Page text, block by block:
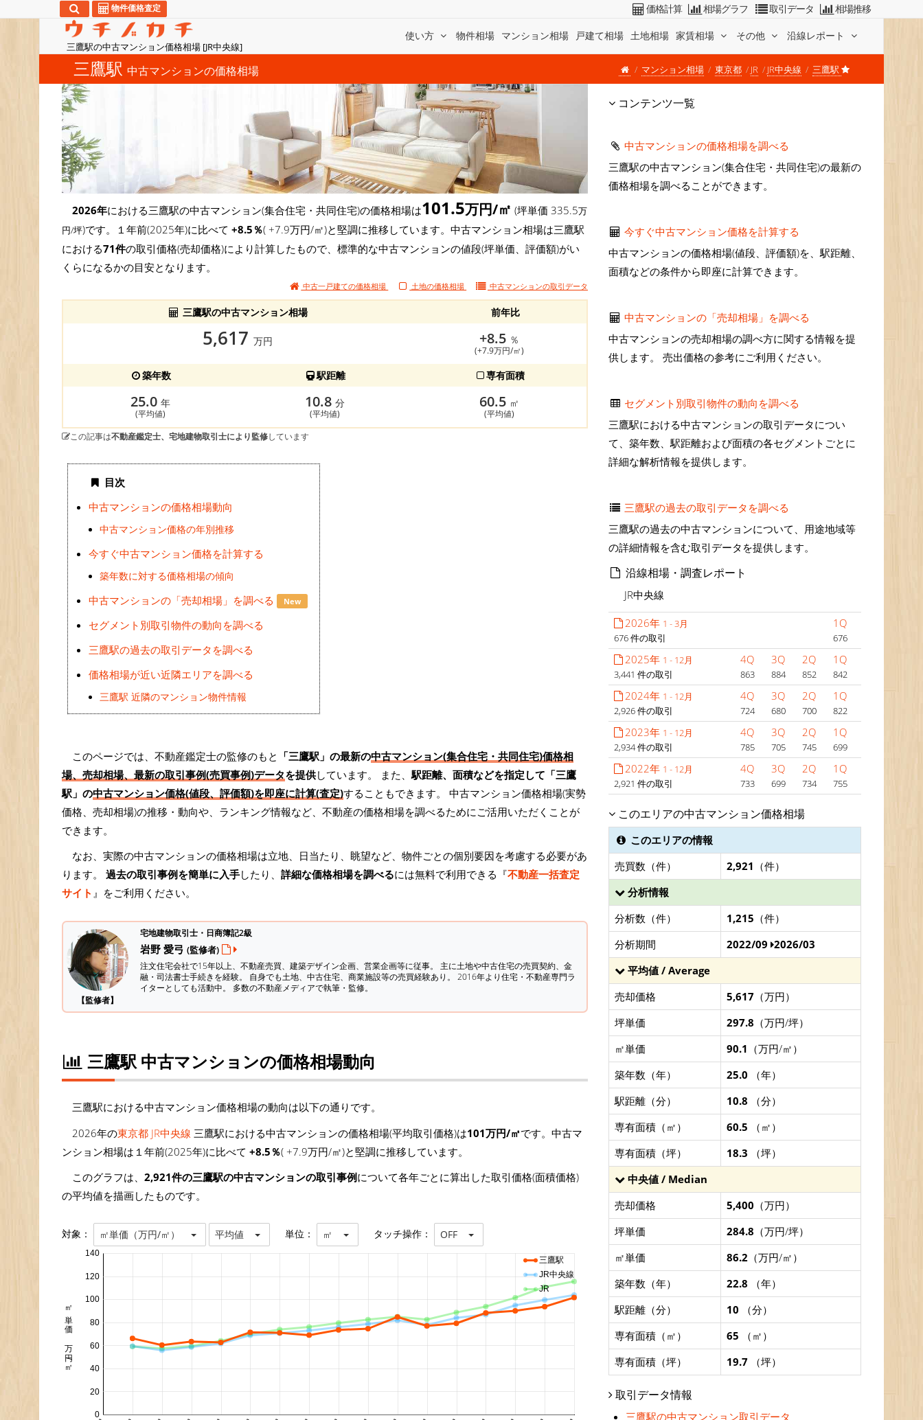
三鷹駅の中古マンション価格相場 [JR中央線]
使い方 物件相場 マンション相場 戸建て相場 土地相場 家賃相場 その他 沿線レポート
物件価格査定 価格計算 相場グラフ 取引データ 相場推移
三鷹駅 中古マンションの価格相場 マンション相場 東京都 JR JR中央線 三鷹駅
2026年における三鷹駅の中古マンション(集合住宅・共同住宅)の価格相場は101.5万円/㎡ (坪単価 335.5万
円/坪)です。１年前(2025年)に比べて +8.5％( +7.9万円/㎡)と堅調に推移しています。中古マンション相場は三鷹駅
における71件の取引価格(売却価格)により計算したもので、標準的な中古マンションの値段(坪単価、評価額)がい
くらになるかの目安となります。
中古一戸建ての価格相場 土地の価格相場 中古マンションの取引データ
三鷹駅の中古マンション相場 前年比
5,617 万円 +8.5 ％
(+7.9万円/㎡)
築年数 駅距離 専有面積
25.0 年
(平均値)
10.8 分
(平均値)
60.5 ㎡
(平均値)
この記事は不動産鑑定士、宅地建物取引士により監修しています
目次
中古マンションの価格相場動向
中古マンション価格の年別推移
今すぐ中古マンション価格を計算する
築年数に対する価格相場の傾向
中古マンションの「売却相場」を調べる New
セグメント別取引物件の動向を調べる
三鷹駅の過去の取引データを調べる
価格相場が近い近隣エリアを調べる
三鷹駅 近隣のマンション物件情報
このページでは、不動産鑑定士の監修のもと 「三鷹駅」の最新の中古マンション(集合住宅・共同住宅)価格相
場、売却相場、最新の取引事例(売買事例)データを提供しています。 また、 駅距離、面積などを指定して「三鷹
駅」の中古マンション価格(値段、評価額)を即座に計算(査定)することもできます。 中古マンション価格相場(実勢
価格、売却相場)の推移・動向や、ランキング情報など、不動産の価格相場を調べるためにご活用いただくことが
できます。
なお、実際の中古マンションの価格相場は立地、日当たり、眺望など、物件ごとの個別要因を考慮する必要があ
ります。 過去の取引事例を簡単に入手したり、 詳細な価格相場を調べるには無料で利用できる『不動産一括査定
サイト 』をご利用ください。
【監修者】
宅地建物取引士・日商簿記2級
岩野 愛弓 (監修者)
注文住宅会社で15年以上、不動産売買、建築デザイン企画、営業企画等に従事。 主に土地や中古住宅の売買契約、金
融・司法書士手続きを経験。 自身でも土地、中古住宅、商業施設等の売買経験あり。 2016年より住宅・不動産専門ラ
イターとしても活動中。 多数の不動産メディアで執筆・監修。
三鷹駅 中古マンションの価格相場動向
三鷹駅における中古マンション価格相場の動向は以下の通りです。
2026年の東京都 JR中央線 三鷹駅における中古マンションの価格相場(平均取引価格)は101万円/㎡です。中古マ
ンション相場は１年前(2025年)に比べて +8.5％( +7.9万円/㎡)と堅調に推移しています。
このグラフは、 2,921件の三鷹駅の中古マンションの取引事例について各年ごとに算出した取引価格(面積価格)
の平均値を描画したものです。
対象： ㎡単価（万円/㎡） 平均値 単位： ㎡ タッチ操作： OFF
0
20
40
60
80
100
120
140
㎡単価 万円/㎡
三鷹駅
JR中央線
JR
コンテンツ一覧
中古マンションの価格相場を調べる
三鷹駅の中古マンション(集合住宅・共同住宅)の最新の
価格相場を調べることができます。
今すぐ中古マンション価格を計算する
中古マンションの価格相場(値段、評価額)を、駅距離、
面積などの条件から即座に計算できます。
中古マンションの「売却相場」を調べる
中古マンションの売却相場の調べ方に関する情報を提
供します。 売出価格の参考にご利用ください。
セグメント別取引物件の動向を調べる
三鷹駅における中古マンションの取引データについ
て、築年数、駅距離および面積の各セグメントごとに
詳細な解析情報を提供します。
三鷹駅の過去の取引データを調べる
三鷹駅の過去の中古マンションについて、用途地域等
の詳細情報を含む取引データを提供します。
沿線相場・調査レポート
JR中央線
2026年 1 - 3月
676 件の取引
1Q
676
2025年 1 - 12月
3,441 件の取引
4Q
863
3Q
884
2Q
852
1Q
842
2024年 1 - 12月
2,926 件の取引
4Q
724
3Q
680
2Q
700
1Q
822
2023年 1 - 12月
2,934 件の取引
4Q
785
3Q
705
2Q
745
1Q
699
2022年 1 - 12月
2,921 件の取引
4Q
733
3Q
699
2Q
734
1Q
755
このエリアの中古マンション価格相場
このエリアの情報
売買数（件）
2,921 （件）
分析情報
分析数（件）
1,215 （件）
分析期間
2022/09 2026/03
平均値 / Average
売却価格
5,617 （万円）
坪単価
297.8 （万円/坪）
㎡単価
90.1 （万円/㎡）
築年数（年）
25.0 （年）
駅距離（分）
10.8 （分）
専有面積（㎡）
60.5 （㎡）
専有面積（坪）
18.3 （坪）
中央値 / Median
売却価格
5,400 （万円）
坪単価
284.8 （万円/坪）
㎡単価
86.2 （万円/㎡）
築年数（年）
22.8 （年）
駅距離（分）
10 （分）
専有面積（㎡）
65 （㎡）
専有面積（坪）
19.7 （坪）
取引データ情報
三鷹駅の中古マンション取引データ